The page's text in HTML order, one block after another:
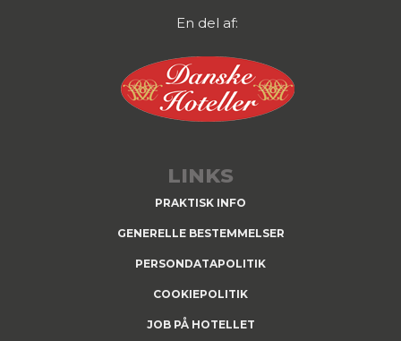
En del af:
LINKS
PRAKTISK INFO
GENERELLE BESTEMMELSER
PERSONDATAPOLITIK
COOKIEPOLITIK
JOB PÅ HOTELLET